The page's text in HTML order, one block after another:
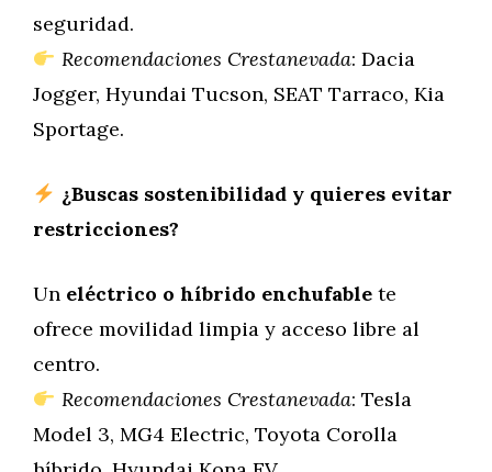
seguridad.
Recomendaciones Crestanevada: Dacia
Jogger, Hyundai Tucson, SEAT Tarraco, Kia
Sportage.
¿Buscas sostenibilidad y quieres evitar
restricciones?
Un eléctrico o híbrido enchufable te
ofrece movilidad limpia y acceso libre al
centro.
Recomendaciones Crestanevada: Tesla
Model 3, MG4 Electric, Toyota Corolla